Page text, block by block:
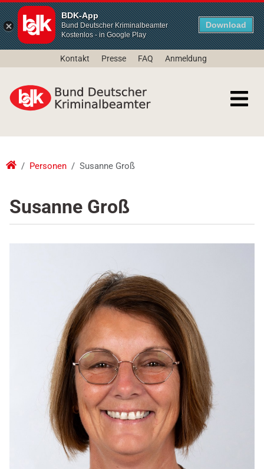
BDK-App
Bund Deutscher Kriminalbeamter
Kostenlos - in Google Play
Download
Kontakt Presse FAQ Anmeldung
Personen Susanne Groß
Susanne Groß